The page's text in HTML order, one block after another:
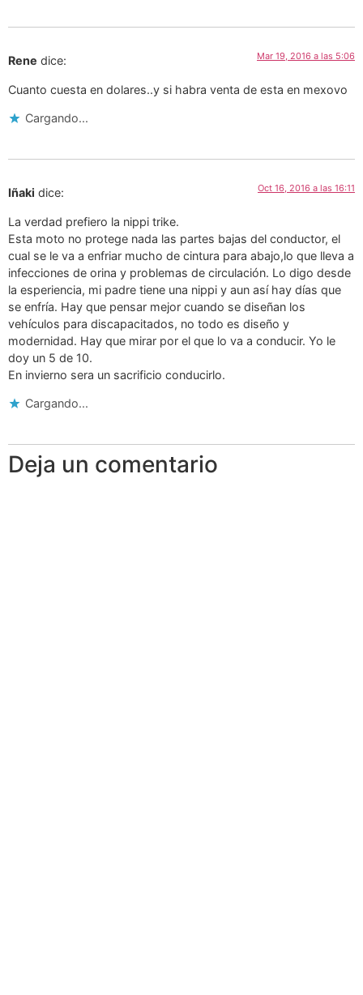
Rene dice: Mar 19, 2016 a las 5:06
Cuanto cuesta en dolares..y si habra venta de esta en mexovo
Cargando...
Iñaki dice: Oct 16, 2016 a las 16:11
La verdad prefiero la nippi trike.
Esta moto no protege nada las partes bajas del conductor, el
cual se le va a enfriar mucho de cintura para abajo,lo que lleva a
infecciones de orina y problemas de circulación. Lo digo desde
la esperiencia, mi padre tiene una nippi y aun así hay días que
se enfría. Hay que pensar mejor cuando se diseñan los
vehículos para discapacitados, no todo es diseño y
modernidad. Hay que mirar por el que lo va a conducir. Yo le
doy un 5 de 10.
En invierno sera un sacrificio conducirlo.
Cargando...
Deja un comentario